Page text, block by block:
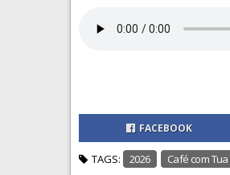
FACEBOOK
TAGS: 2026 Café com Tua